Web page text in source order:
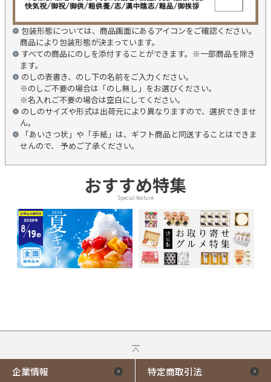
包装形態については、商品画面にあるアイコンをご確認ください。
商品により包装形態が決まっています。
すべての商品にのしを添付することができます。※一部商品を除き
ます。
のしの表書き、のし下の名前をご入力ください。
※のしご不要の場合は「のし無し」をお選びください。
※名入れご不要の場合は空白にしてください。
のしのサイズや形式は出荷元により異なりますので、選択できませ
ん。
「あいさつ状」や「手紙」は、ギフト商品と同送することはできま
せんので、 予めご了承ください。
おすすめ特集
Special feature
企業情報 特定商取引法